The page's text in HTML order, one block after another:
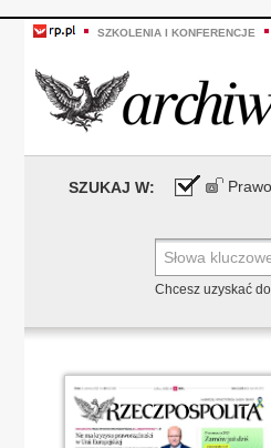
SZKOLENIA I KONFERENCJE
SZUKAJ W: Prawo
Chcesz uzyskać